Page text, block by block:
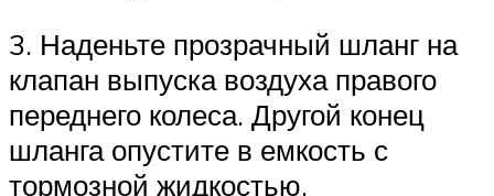
3. Наденьте прозрачный шланг на
клапан выпуска воздуха правого
переднего колеса. Другой конец
шланга опустите в емкость с
тормозной жидкостью.